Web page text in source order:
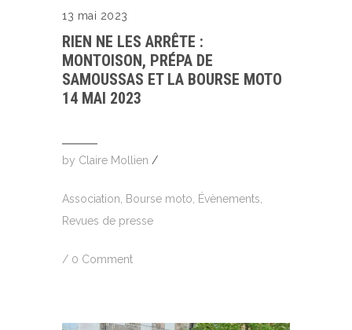
13 mai 2023
RIEN NE LES ARRÊTE :
MONTOISON, PRÉPA DE
SAMOUSSAS ET LA BOURSE MOTO
14 MAI 2023
by Claire Mollien /
Association, Bourse moto, Évènements,
Revues de presse
/ 0 Comment